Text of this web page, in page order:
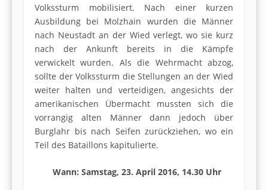
Volkssturm mobilisiert. Nach einer kurzen
Ausbildung bei Molzhain wurden die Männer
nach Neustadt an der Wied verlegt, wo sie kurz
nach der Ankunft bereits in die Kämpfe
verwickelt wurden. Als die Wehrmacht abzog,
sollte der Volkssturm die Stellungen an der Wied
weiter halten und verteidigen, angesichts der
amerikanischen Übermacht mussten sich die
vorrangig alten Männer dann jedoch über
Burglahr bis nach Seifen zurückziehen, wo ein
Teil des Bataillons kapitulierte.
Wann: Samstag, 23. April 2016, 14.30 Uhr